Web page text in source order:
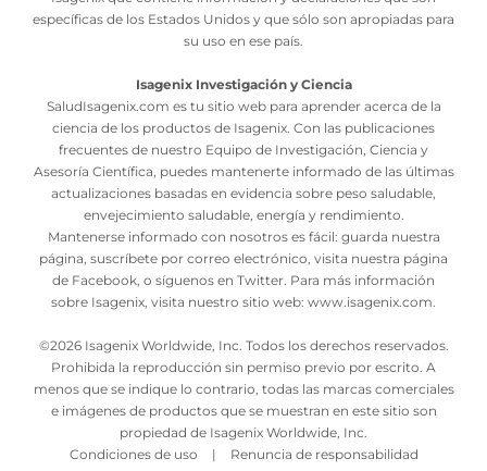
específicas de los Estados Unidos y que sólo son apropiadas para
su uso en ese país.
Isagenix Investigación y Ciencia
SaludIsagenix.com es tu sitio web para aprender acerca de la
ciencia de los productos de Isagenix. Con las publicaciones
frecuentes de nuestro Equipo de Investigación, Ciencia y
Asesoría Científica, puedes mantenerte informado de las últimas
actualizaciones basadas en evidencia sobre peso saludable,
envejecimiento saludable, energía y rendimiento.
Mantenerse informado con nosotros es fácil: guarda nuestra
página, suscríbete por correo electrónico, visita nuestra página
de Facebook, o síguenos en Twitter. Para más información
sobre Isagenix, visita nuestro sitio web: www.isagenix.com.
©2026 Isagenix Worldwide, Inc. Todos los derechos reservados.
Prohibida la reproducción sin permiso previo por escrito. A
menos que se indique lo contrario, todas las marcas comerciales
e imágenes de productos que se muestran en este sitio son
propiedad de Isagenix Worldwide, Inc.
Condiciones de uso
| Renuncia de responsabilidad